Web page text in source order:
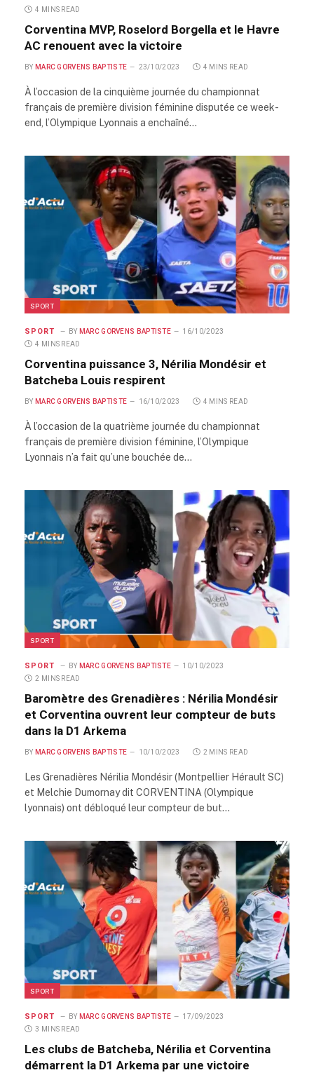
4 MINS READ
Corventina MVP, Roselord Borgella et le Havre
AC renouent avec la victoire
BY MARC GORVENS BAPTISTE 23/10/2023 4 MINS READ
À l’occasion de la cinquième journée du championnat
français de première division féminine disputée ce week-
end, l’Olympique Lyonnais a enchaîné…
SPORT
SPORT BY MARC GORVENS BAPTISTE
16/10/2023
4 MINS READ
Corventina puissance 3, Nérilia Mondésir et
Batcheba Louis respirent
BY MARC GORVENS BAPTISTE 16/10/2023 4 MINS READ
À l’occasion de la quatrième journée du championnat
français de première division féminine, l’Olympique
Lyonnais n’a fait qu’une bouchée de…
SPORT
SPORT BY MARC GORVENS BAPTISTE
10/10/2023
2 MINS READ
Baromètre des Grenadières : Nérilia Mondésir
et Corventina ouvrent leur compteur de buts
dans la D1 Arkema
BY MARC GORVENS BAPTISTE 10/10/2023 2 MINS READ
Les Grenadières Nérilia Mondésir (Montpellier Hérault SC)
et Melchie Dumornay dit CORVENTINA (Olympique
lyonnais) ont débloqué leur compteur de but…
SPORT
SPORT BY MARC GORVENS BAPTISTE
17/09/2023
3 MINS READ
Les clubs de Batcheba, Nérilia et Corventina
démarrent la D1 Arkema par une victoire